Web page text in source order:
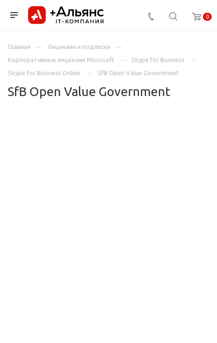
0
Главная
Лицензии и подписки
Корпоративные лицензии Microsoft
Skype for Business
Skype for Business Online
SfB Open Value Government
SfB Open Value Government